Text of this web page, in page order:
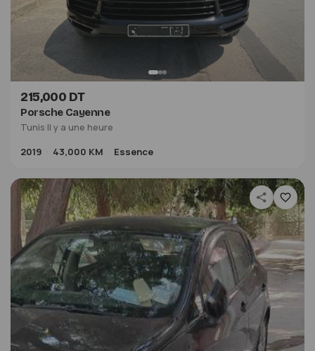
215,000 DT
Porsche Cayenne
Tunis·Il y a une heure
2019
43,000 KM Essence